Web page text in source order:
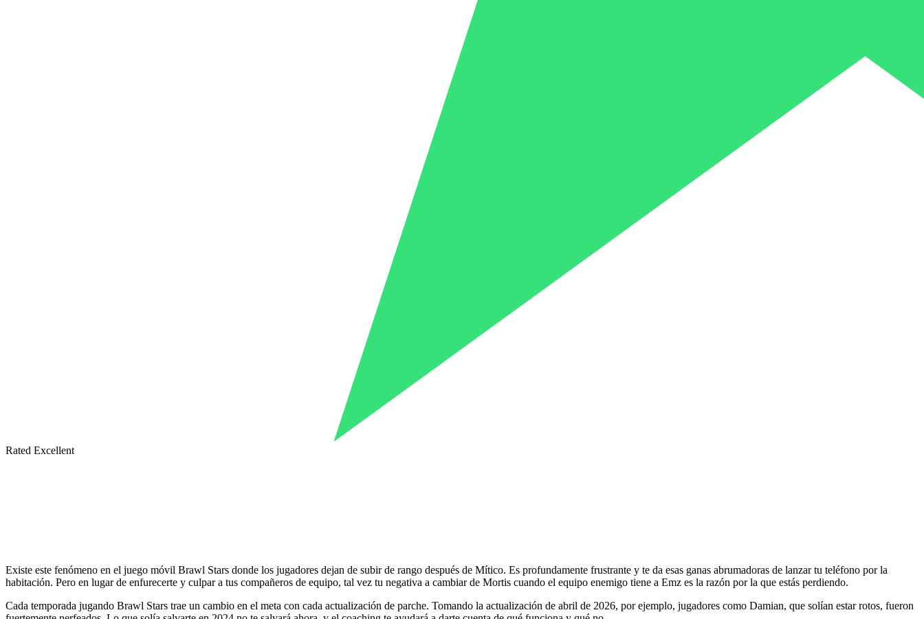
Rated Excellent
Existe este fenómeno en el juego móvil Brawl Stars donde los jugadores dejan de subir de rango después de Mítico. Es profundamente frustrante y te da esas ganas abrumadoras de lanzar tu teléfono por la
habitación. Pero en lugar de enfurecerte y culpar a tus compañeros de equipo, tal vez tu negativa a cambiar de Mortis cuando el equipo enemigo tiene a Emz es la razón por la que estás perdiendo.
Cada temporada jugando Brawl Stars trae un cambio en el meta con cada actualización de parche. Tomando la actualización de abril de 2026, por ejemplo, jugadores como Damian, que solían estar rotos, fueron